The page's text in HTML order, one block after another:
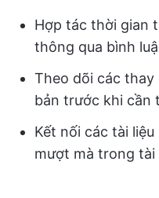
Hợp tác thời gian
thông qua bình
Theo dõi các thay
bản trước khi cần
Kết nối các tài
mượt mà trong tài